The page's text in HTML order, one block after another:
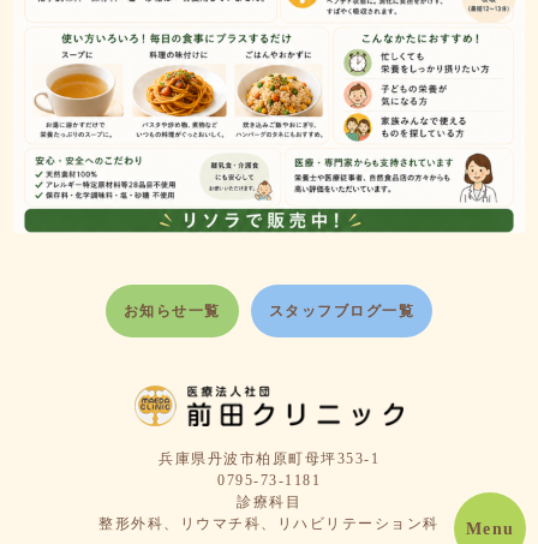
Menu
お知らせ一覧 スタッフブログ一覧
兵庫県丹波市柏原町母坪353-1
0795-73-1181
診療科目
整形外科、リウマチ科、リハビリテーション科